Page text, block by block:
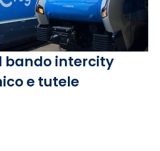
bando intercity
e tutele